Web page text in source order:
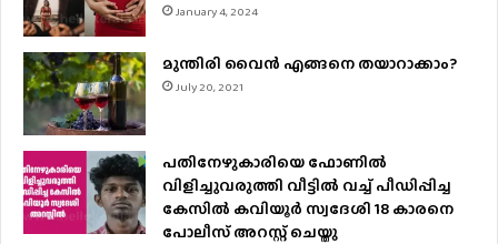
January 4, 2024
മുന്തിരി വൈന്‍ എങ്ങനെ തയാറാക്കാം?
July 20, 2021
പതിനേഴുകാരിയെ ഫോണിൽ
വിളിച്ചുവരുത്തി വീട്ടിൽ വച്ച് പീഡിപ്പിച്ച
കേസിൽ കവിയൂർ സ്വദേശി 18 കാരനെ
പോലീസ് അറസ്റ്റ് ചെയ്തു